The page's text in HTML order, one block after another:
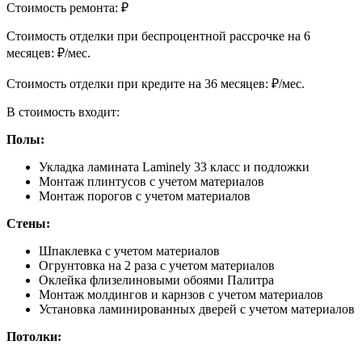
Стоимость ремонта: ₽
Cтоимость отделки при беспроцентной рассрочке на 6
месяцев: ₽/мес.
Cтоимость отделки при кредите на 36 месяцев: ₽/мес.
В стоимость входит:
Полы:
Укладка ламината Laminely 33 класс и подложки
Монтаж плинтусов с учетом материалов
Монтаж порогов с учетом материалов
Стены:
Шпаклевка с учетом материалов
Огрунтовка на 2 раза с учетом материалов
Оклейка флизелиновыми обоями Палитра
Монтаж молдингов и карнзов с учетом материалов
Установка ламинированных дверей с учетом материалов
Потолки: